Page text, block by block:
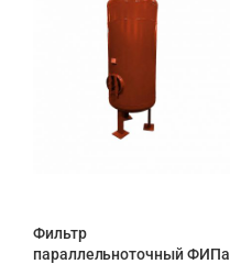
Фильтр
параллельноточный ФИПа